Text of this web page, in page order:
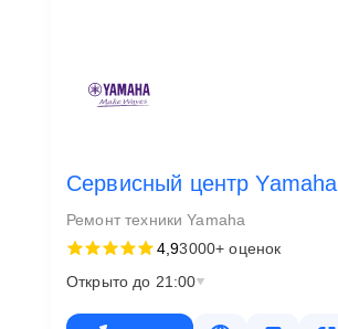
Сервисный центр Yamaha
Ремонт техники Yamaha
4,93000+ оценок
Открыто до 21:00